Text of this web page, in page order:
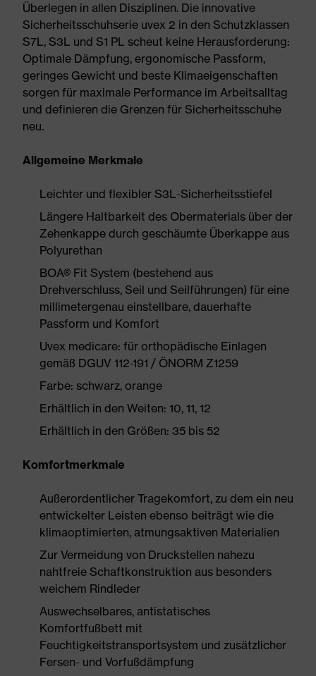
Überlegen in allen Disziplinen. Die innovative
Sicherheitsschuhserie uvex 2 in den Schutzklassen
S7L, S3L und S1 PL scheut keine Herausforderung:
Optimale Dämpfung, ergonomische Passform,
geringes Gewicht und beste Klimaeigenschaften
sorgen für maximale Performance im Arbeitsalltag
und definieren die Grenzen für Sicherheitsschuhe
neu.
Allgemeine Merkmale
Leichter und flexibler S3L-Sicherheitsstiefel
Längere Haltbarkeit des Obermaterials über der
Zehenkappe durch geschäumte Überkappe aus
Polyurethan
BOA® Fit System (bestehend aus
Drehverschluss, Seil und Seilführungen) für eine
millimetergenau einstellbare, dauerhafte
Passform und Komfort
Uvex medicare: für orthopädische Einlagen
gemäß DGUV 112-191 / ÖNORM Z1259
Farbe: schwarz, orange
Erhältlich in den Weiten: 10, 11, 12
Erhältlich in den Größen: 35 bis 52
Komfortmerkmale
Außerordentlicher Tragekomfort, zu dem ein neu
entwickelter Leisten ebenso beiträgt wie die
klimaoptimierten, atmungsaktiven Materialien
Zur Vermeidung von Druckstellen nahezu
nahtfreie Schaftkonstruktion aus besonders
weichem Rindleder
Auswechselbares, antistatisches
Komfortfußbett mit
Feuchtigkeitstransportsystem und zusätzlicher
Fersen- und Vorfußdämpfung